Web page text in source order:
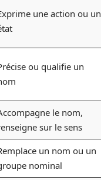
une action ou un
ou qualifie un
le nom,
sur le sens
un nom ou un
nominal